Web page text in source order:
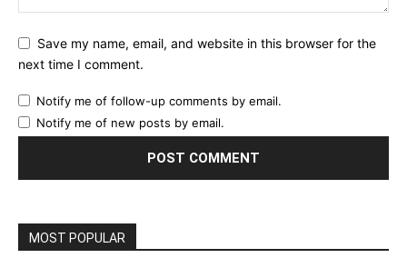
Save my name, email, and website in this browser for the
next time I comment.
Notify me of follow-up comments by email.
Notify me of new posts by email.
MOST POPULAR